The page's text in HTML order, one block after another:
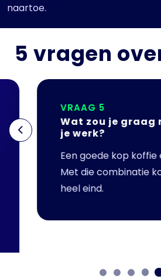
naartoe.
5 vragen
Previous
VRAAG 5
Wat zou je graag
je werk?
Een goede kop koffie en
Met die combinatie kom je
heel eind.